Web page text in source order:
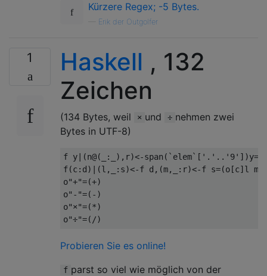
Kürzere Regex; -5 Bytes.
Erik der Outgolfer
1 Haskell , 132
Zeichen
(134 Bytes, weil × und ÷ nehmen zwei
Bytes in UTF-8)
f y |(n@(_:_), r)<-span (` elem`[ '.' .. '9' ])y=(
f(c : d )|(l ,_: s)<-f d ,(m,_: r)<-f s=(o [c] l m
o"+"=(+)
o"-"=(-)
o"×"=(*)
o"÷"=(/)
Probieren Sie es online!
f parst so viel wie möglich von der